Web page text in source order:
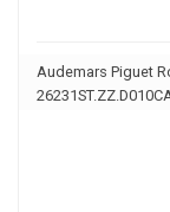
Audemars Piguet